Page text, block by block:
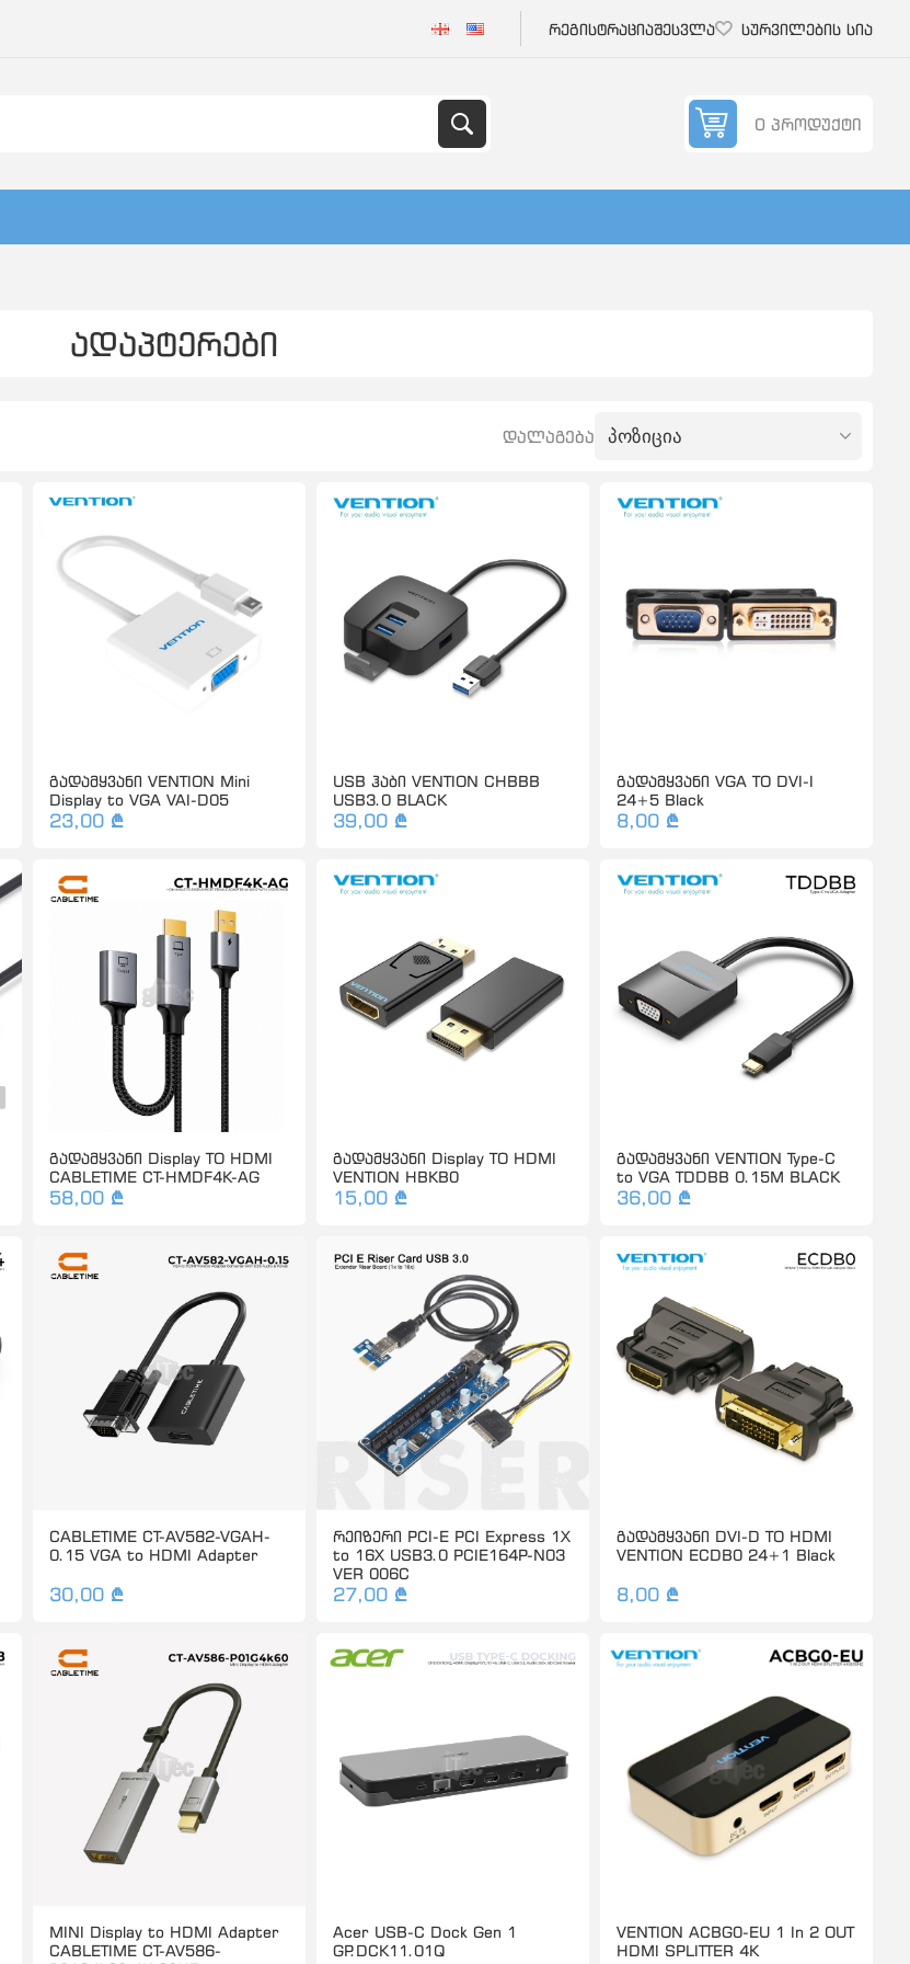
რეგისტრაციაშესვლა სურვილების სია
0 პროდუქტი
ადაპტერები
დალაგება
გადამყვანი VENTION Mini
Display to VGA VAI-D05
23,00 ₾
USB ჰაბი VENTION CHBBB
USB3.0 BLACK
39,00 ₾
გადამყვანი VGA TO DVI-I
24+5 Black
8,00 ₾
გადამყვანი Display TO HDMI
CABLETIME CT-HMDF4K-AG
58,00 ₾
გადამყვანი Display TO HDMI
VENTION HBKB0
15,00 ₾
გადამყვანი VENTION Type-C
to VGA TDDBB 0.15M BLACK
36,00 ₾
CABLETIME CT-AV582-VGAH-
0.15 VGA to HDMI Adapter
30,00 ₾
რეიზერი PCI-E PCI Express 1X
to 16X USB3.0 PCIE164P-N03
VER 006C
27,00 ₾
გადამყვანი DVI-D TO HDMI
VENTION ECDB0 24+1 Black
8,00 ₾
MINI Display to HDMI Adapter
CABLETIME CT-AV586-
Acer USB-C Dock Gen 1
GP.DCK11.01Q
VENTION ACBG0-EU 1 In 2 OUT
HDMI SPLITTER 4K